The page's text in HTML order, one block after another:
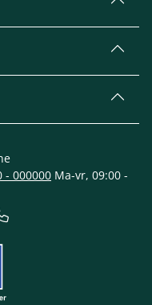
- 000000 Ma-vr, 09:00 -